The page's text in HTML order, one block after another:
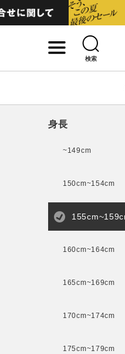
検索
身長
~149cm
150cm~154cm
160cm~164cm
165cm~169cm
170cm~174cm
175cm~179cm